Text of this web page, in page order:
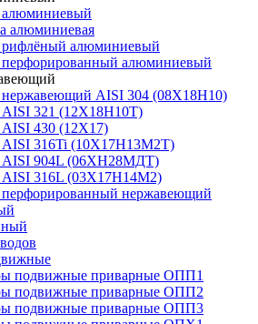
алюминиевый
алюминиевая
рифлёный алюминиевый
алюминиевый
нержавеющий AISI 304 (08Х18Н10)
321 (12Х18Н10Т)
430 (12Х17)
AISI 316Ti (10Х17Н13М2Т)
AISI 904L (06ХН28МДТ)
AISI 316L (03Х17Н14М2)
нержавеющий
подвижные приварные ОПП1
подвижные приварные ОПП2
подвижные приварные ОПП3